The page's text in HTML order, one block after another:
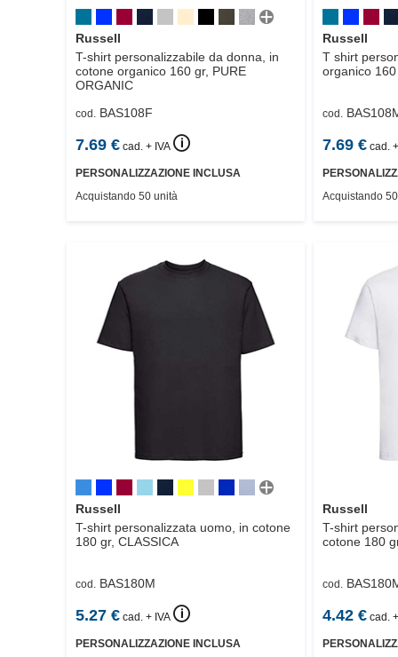
Russell
T-shirt personalizzabile da donna, in
cotone organico 160 gr, PURE
ORGANIC
cod. BAS108F
7.69 € cad. + IVA 🛈
PERSONALIZZAZIONE INCLUSA
Acquistando 50 unità
Russell
T shirt
organico 160
cod.
7.69€ cad.
Acquistando
Russell
T-shirt personalizzata uomo, in cotone
180 gr, CLASSICA
cod. BAS180M
5.27 € cad. + IVA 🛈
PERSONALIZZAZIONE INCLUSA
Russell
T-shirt
cotone 180
cod.
4.42€ cad.